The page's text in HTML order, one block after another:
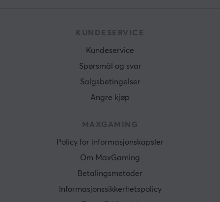
KUNDESERVICE
Kundeservice
Spørsmål og svar
Salgsbetingelser
Angre kjøp
MAXGAMING
Policy for informasjonskapsler
Om MaxGaming
Betalingsmetoder
Informasjonssikkerhetspolicy